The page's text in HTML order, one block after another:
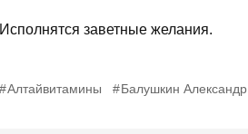
Исполнятся заветные желания.
Алтайвитамины Балушкин Александр